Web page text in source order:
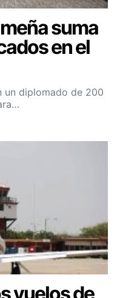
suma
en el
un diplomado de 200